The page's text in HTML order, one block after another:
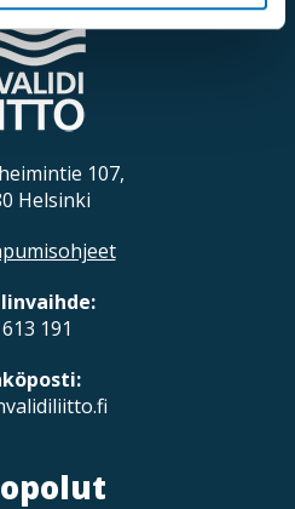
107,
Helsinki
191